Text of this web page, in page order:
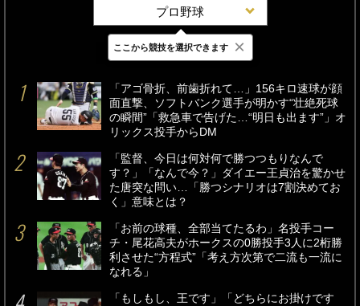
プロ野球
最新 24時間 週間
「アゴ骨折、前歯折れて…」156キロ速球が顔
面直撃、ソフトバンク選手が明かす“壮絶死球
の瞬間”「救急車で告げた…“明日も出ます”」オ
リックス投手からDM
「監督、今日は何対何で勝つつもりなんで
す？」「なんで今？」ダイエー王貞治を驚かせ
た唐突な問い…「勝つシナリオは7割決めてお
く」意味とは？
「お前の球種、全部当てたるわ」名投手コー
チ・尾花高夫がホークスの0勝投手3人に2桁勝
利させた“方程式”「考え方次第で二流も一流に
なれる」
「もしもし、王です」「どちらにお掛けです
ここから競技を選択できます ×